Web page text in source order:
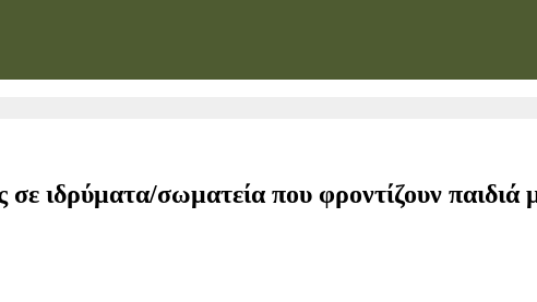
ιδρύματα/σωματεία που φροντίζουν παιδιά